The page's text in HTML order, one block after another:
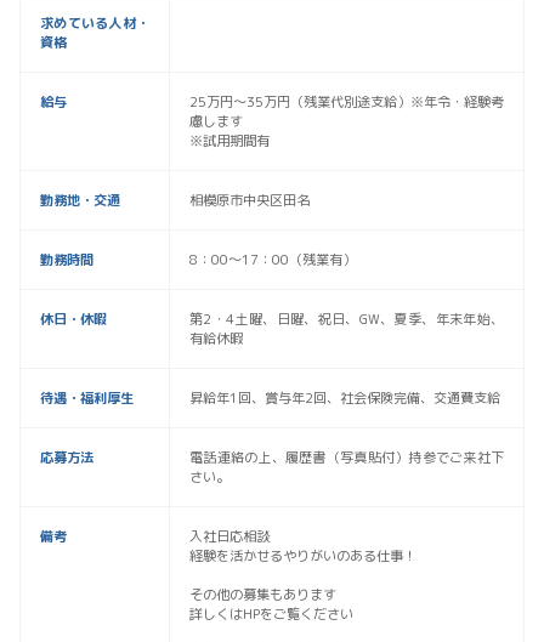
求めている人材・
資格
給与
25万円〜35万円（残業代別途支給）※年令・経験考
慮します
※試用期間有
勤務地・交通 相模原市中央区田名
勤務時間 8：00～17：00（残業有）
休日・休暇
第2・4土曜、日曜、祝日、GW、夏季、年末年始、
有給休暇
待遇・福利厚生 昇給年1回、賞与年2回、社会保険完備、交通費支給
応募方法
電話連絡の上、履歴書（写真貼付）持参でご来社下
さい。
備考
入社日応相談
経験を活かせるやりがいのある仕事！
その他の募集もあります
詳しくはHPをご覧ください